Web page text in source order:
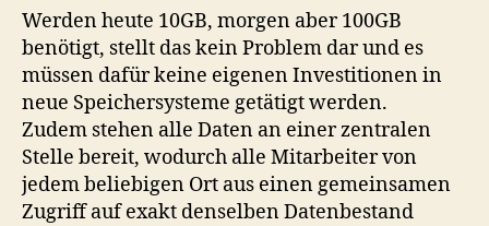
Werden heute 10GB, morgen aber 100GB
benötigt, stellt das kein Problem dar und es
müssen dafür keine eigenen Investitionen in
neue Speichersysteme getätigt werden.
Zudem stehen alle Daten an einer zentralen
Stelle bereit, wodurch alle Mitarbeiter von
jedem beliebigen Ort aus einen gemeinsamen
Zugriff auf exakt denselben Datenbestand